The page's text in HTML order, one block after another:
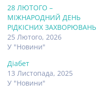
28 ЛЮТОГО –
МІЖНАРОДНИЙ ДЕНЬ
РІДКІСНИХ ЗАХВОРЮВАНЬ
25 Лютого, 2026
У "Новини"
Діабет
13 Листопада, 2025
У "Новини"